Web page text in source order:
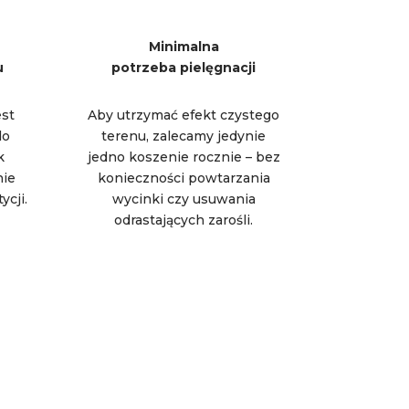
Minimalna
potrzeba pielęgnacji
Aby utrzymać efekt czystego
terenu, zalecamy jedynie
jedno koszenie rocznie – bez
konieczności powtarzania
wycinki czy usuwania
odrastających zarośli.